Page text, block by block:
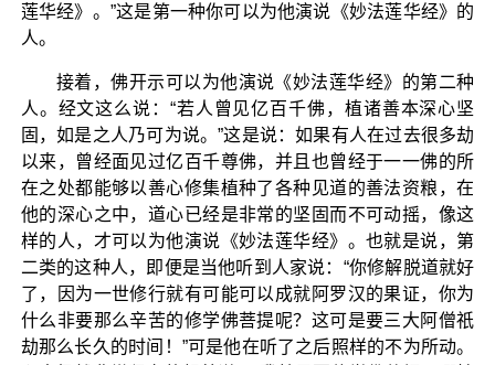
莲华经》。”这是第一种你可以为他演说《妙法莲华经》的
人。
接着，佛开示可以为他演说《妙法莲华经》的第二种
人。经文这么说：“若人曾见亿百千佛，植诸善本深心坚
固，如是之人乃可为说。”这是说：如果有人在过去很多劫
以来，曾经面见过亿百千尊佛，并且也曾经于一一佛的所
在之处都能够以善心修集植种了各种见道的善法资粮，在
他的深心之中，道心已经是非常的坚固而不可动摇，像这
样的人，才可以为他演说《妙法莲华经》。也就是说，第
二类的这种人，即便是当他听到人家说：“你修解脱道就好
了，因为一世修行就有可能可以成就阿罗汉的果证，你为
什么非要那么辛苦的修学佛菩提呢？这可是要三大阿僧祇
劫那么长久的时间！”可是他在听了之后照样的不为所动。